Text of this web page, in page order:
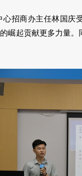
招商办主任林国庆
崛起贡献更多力量